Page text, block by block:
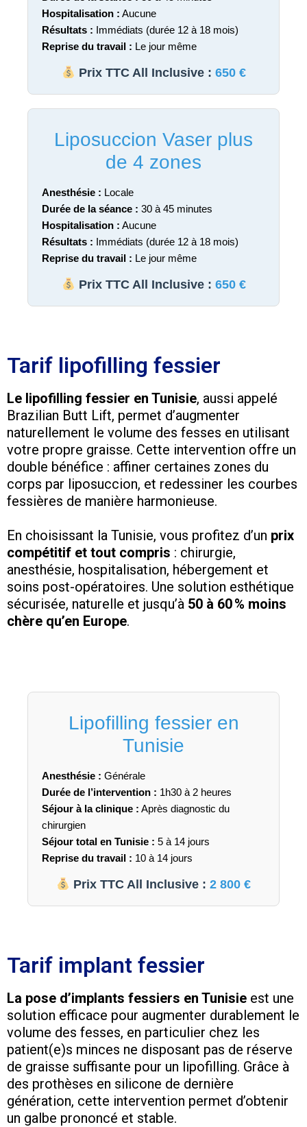
Hospitalisation : Aucune
Résultats : Immédiats (durée 12 à 18 mois)
Reprise du travail : Le jour même
Prix TTC All Inclusive : 650 €
Liposuccion Vaser plus
de 4 zones
Anesthésie : Locale
Durée de la séance : 30 à 45 minutes
Hospitalisation : Aucune
Résultats : Immédiats (durée 12 à 18 mois)
Reprise du travail : Le jour même
Prix TTC All Inclusive : 650 €
Tarif lipofilling fessier
Le lipofilling fessier en Tunisie, aussi appelé
Brazilian Butt Lift, permet d’augmenter
naturellement le volume des fesses en utilisant
votre propre graisse. Cette intervention offre un
double bénéfice : affiner certaines zones du
corps par liposuccion, et redessiner les courbes
fessières de manière harmonieuse.
En choisissant la Tunisie, vous profitez d’un prix
compétitif et tout compris : chirurgie,
anesthésie, hospitalisation, hébergement et
soins post-opératoires. Une solution esthétique
sécurisée, naturelle et jusqu’à 50 à 60 % moins
chère qu’en Europe.
Lipofilling fessier en
Tunisie
Anesthésie : Générale
Durée de l’intervention : 1h30 à 2 heures
Séjour à la clinique : Après diagnostic du
chirurgien
Séjour total en Tunisie : 5 à 14 jours
Reprise du travail : 10 à 14 jours
Prix TTC All Inclusive :2 800 €
Tarif implant fessier
La pose d’implants fessiers en Tunisie est une
solution efficace pour augmenter durablement le
volume des fesses, en particulier chez les
patient(e)s minces ne disposant pas de réserve
de graisse suffisante pour un lipofilling. Grâce à
des prothèses en silicone de dernière
génération, cette intervention permet d’obtenir
un galbe prononcé et stable.